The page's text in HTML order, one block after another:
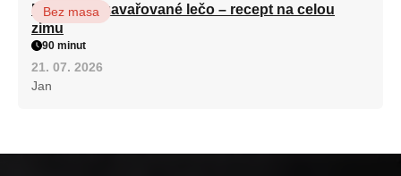
Babiččino zavařované lečo – recept na celou
zimu
Bez masa
90 minut
21. 07. 2026
Jan